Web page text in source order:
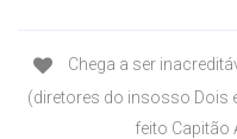
Chega a ser
(diretores do insosso Dois
feito Capitão